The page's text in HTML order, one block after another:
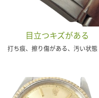
目立つキズがある
打ち痕、擦り傷がある、汚い状態